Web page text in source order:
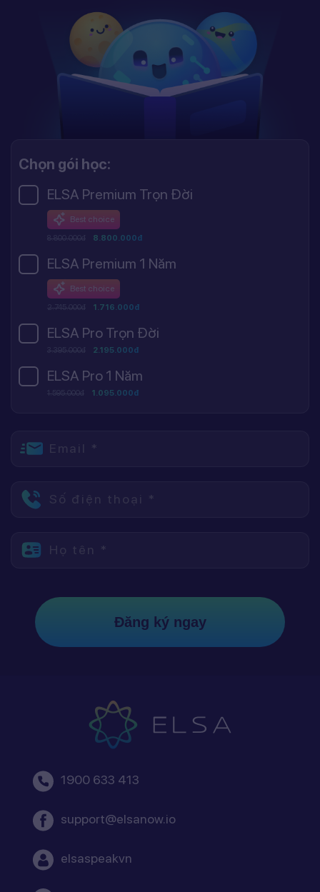
Chọn gói học:
ELSA Premium Trọn Đời
Best choice
8.800.000đ 8.800.000đ
ELSA Premium 1 Năm
Best choice
2.745.000đ 1.716.000đ
ELSA Pro Trọn Đời
3.395.000đ 2.195.000đ
ELSA Pro 1 Năm
1.595.000đ 1.095.000đ
Email *
Số điện thoại *
Họ tên *
Đăng ký ngay
1900 633 413
support@elsanow.io
elsaspeakvn